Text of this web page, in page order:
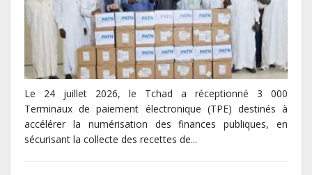
Le 24 juillet 2026, le Tchad a réceptionné 3 000
Terminaux de paiement électronique (TPE) destinés à
accélérer la numérisation des finances publiques, en
sécurisant la collecte des recettes de...